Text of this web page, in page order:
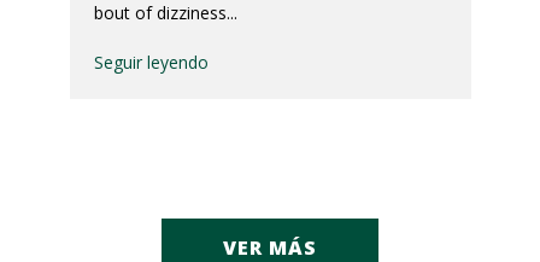
bout of dizziness...
Seguir leyendo
VER MÁS